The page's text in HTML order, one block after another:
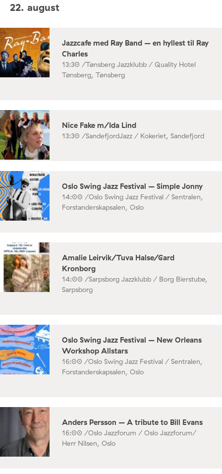
22. august
Jazzcafe med Ray Band – en hyllest til Ray
Charles
13:30 /Tønsberg Jazzklubb / Quality Hotel
Tønsberg, Tønsberg
Nice Fake m/Ida Lind
13:30 /SandefjordJazz / Kokeriet, Sandefjord
Oslo Swing Jazz Festival – Simple Jonny
14:00 /Oslo Swing Jazz Festival / Sentralen,
Forstanderskapsalen, Oslo
Amalie Leirvik/Tuva Halse/Gard
Kronborg
14:00 /Sarpsborg Jazzklubb / Borg Bierstube,
Sarpsborg
Oslo Swing Jazz Festival – New Orleans
Workshop Allstars
16:00 /Oslo Swing Jazz Festival / Sentralen,
Forstanderskapsalen, Oslo
Anders Persson – A tribute to Bill Evans
16:00 /Oslo Jazzforum / Oslo Jazzforum/
Herr Nilsen, Oslo